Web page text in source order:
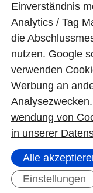
E-Mail
Ihre Nachricht
Ein­ver­ständ­nis
Analytics / Tag
die
nutzen. Google
ver­wen­den
Wer­bung an
Ana­lyse­zwecken.
wen­dung von
in unserer
Alle
Einstellungen